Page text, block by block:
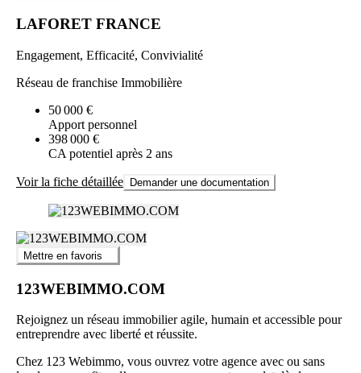
LAFORET FRANCE
Engagement, Efficacité, Convivialité
Réseau de franchise Immobilière
50 000 €
Apport personnel
398 000 €
CA potentiel après 2 ans
Voir la fiche détaillée Demander une documentation
Mettre en favoris
123WEBIMMO.COM
Rejoignez un réseau immobilier agile, humain et accessible pour
entreprendre avec liberté et réussite.
Chez 123 Webimmo, vous ouvrez votre agence avec ou sans